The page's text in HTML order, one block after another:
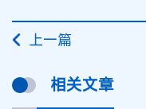
上一篇
相关文章